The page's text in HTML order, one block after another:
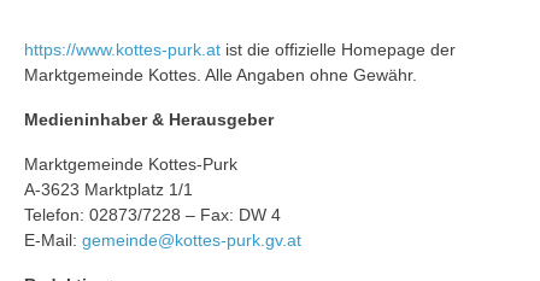
https://www.kottes-purk.at ist die offizielle Homepage der
Marktgemeinde Kottes. Alle Angaben ohne Gewähr.
Medieninhaber & Herausgeber
Marktgemeinde Kottes-Purk
A-3623 Marktplatz 1/1
Telefon: 02873/7228 – Fax: DW 4
E-Mail: gemeinde@kottes-purk.gv.at